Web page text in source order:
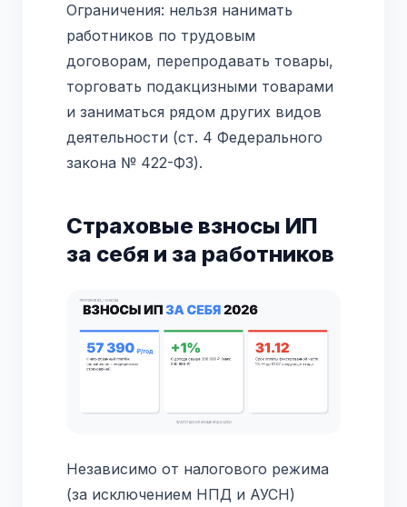
Ограничения: нельзя нанимать
работников по трудовым
договорам, перепродавать товары,
торговать подакцизными товарами
и заниматься рядом других видов
деятельности (ст. 4 Федерального
закона № 422-ФЗ).
Страховые взносы ИП
за себя и за работников
Независимо от налогового режима
(за исключением НПД и АУСН)